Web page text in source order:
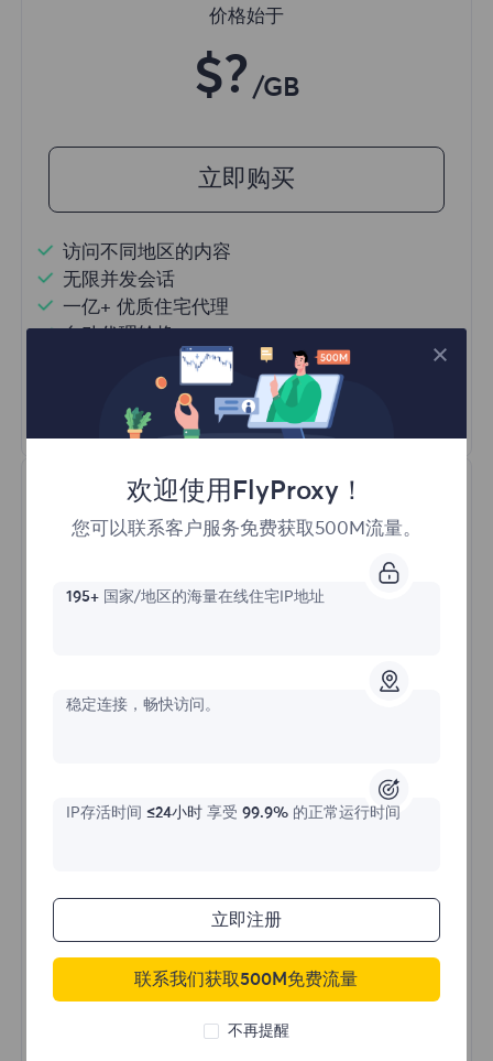
价格始于
$? /GB
立即购买
访问不同地区的内容
无限并发会话
一亿+ 优质住宅代理
HTTP(S)/SOCKS5
了解更多
价格始于
无限使用IP
全球超过50个地区
欢迎使用FlyProxy！
您可以联系客户服务免费获取500M流量。
195+国家/地区的海量在线住宅IP地址
稳定连接，畅快访问。
IP存活时间 ≤24小时享受 99.9%的正常运行时间
立即注册
联系我们获取500M免费流量
不再提醒